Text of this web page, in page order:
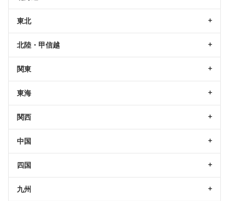
東北
北陸・甲信越
関東
東海
関西
中国
四国
九州